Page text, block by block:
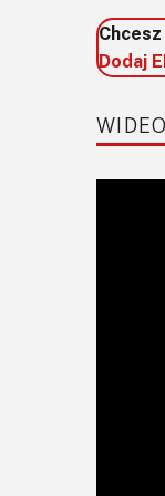
Dodaj
WIDEO